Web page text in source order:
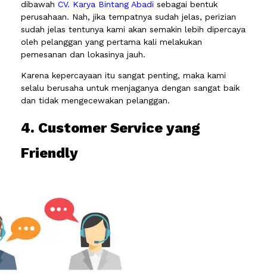
dibawah CV. Karya Bintang Abadi sebagai bentuk
perusahaan. Nah, jika tempatnya sudah jelas, perizian
sudah jelas tentunya kami akan semakin lebih dipercaya
oleh pelanggan yang pertama kali melakukan
pemesanan dan lokasinya jauh.
Karena kepercayaan itu sangat penting, maka kami
selalu berusaha untuk menjaganya dengan sangat baik
dan tidak mengecewakan pelanggan.
4. Customer Service yang
Friendly